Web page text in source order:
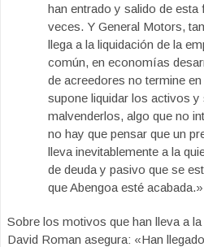
han entrado y salido de esta
veces. Y General Motors,
llega a la liquidación de la
común, en economías
de acreedores no termine
supone liquidar los activos y
malvenderlos, algo que no
no hay que pensar que un
lleva inevitablemente a la
de deuda y pasivo que se
que Abengoa esté acabada.»
Sobre los motivos que han lleva a
David Roman asegura: «Han